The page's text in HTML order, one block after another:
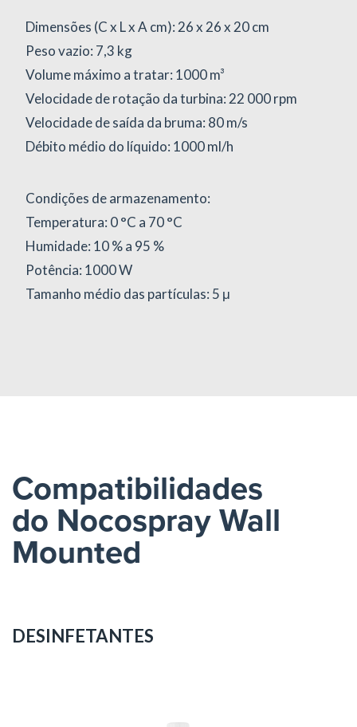
Dimensões (C x L x A cm): 26 x 26 x 20 cm
Peso vazio: 7,3 kg
Volume máximo a tratar: 1000 m³
Velocidade de rotação da turbina: 22 000 rpm
Velocidade de saída da bruma: 80 m/s
Débito médio do líquido: 1000 ml/h
Condições de armazenamento:
Temperatura: 0 °C a 70 °C
Humidade: 10 % a 95 %
Potência: 1000 W
Tamanho médio das partículas: 5 μ
Compatibilidades
do Nocospray Wall
Mounted
DESINFETANTES